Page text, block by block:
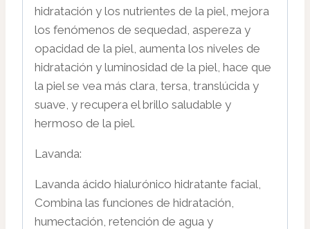
hidratación y los nutrientes de la piel, mejora
los fenómenos de sequedad, aspereza y
opacidad de la piel, aumenta los niveles de
hidratación y luminosidad de la piel, hace que
la piel se vea más clara, tersa, translúcida y
suave, y recupera el brillo saludable y
hermoso de la piel.
Lavanda:
Lavanda ácido hialurónico hidratante facial,
Combina las funciones de hidratación,
humectación, retención de agua y